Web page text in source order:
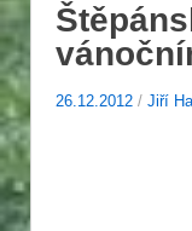
26.12.2012 / Jiří